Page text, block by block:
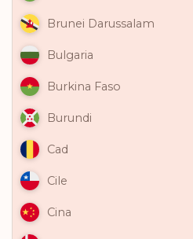
Brunei Darussalam
Bulgaria
Burkina Faso
Burundi
Cad
Cile
Cina